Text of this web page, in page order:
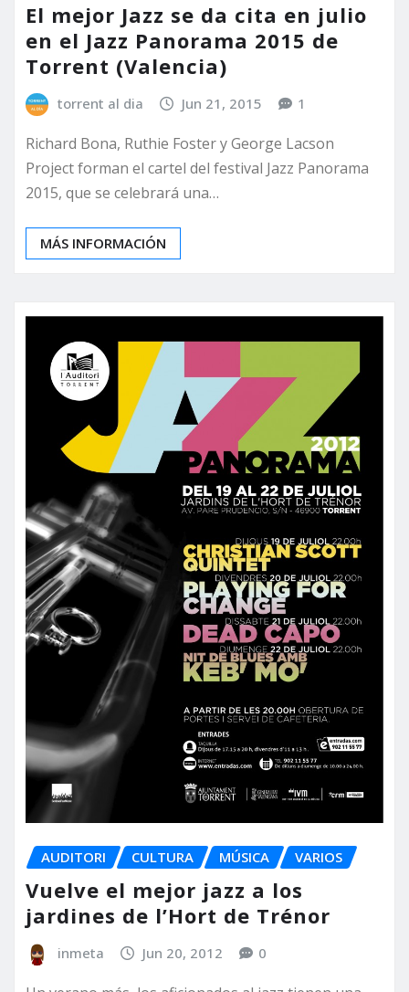
El mejor Jazz se da cita en julio
en el Jazz Panorama 2015 de
Torrent (Valencia)
torrent al dia Jun 21, 2015 1
Richard Bona, Ruthie Foster y George Lacson
Project forman el cartel del festival Jazz Panorama
2015, que se celebrará una…
MÁS INFORMACIÓN
AUDITORI CULTURA MÚSICA VARIOS
Vuelve el mejor jazz a los
jardines de l’Hort de Trénor
inmeta Jun 20, 2012 0